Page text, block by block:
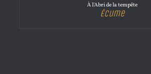
À l'Abri de la tempête
Écume